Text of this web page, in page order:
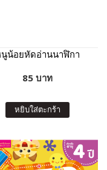
น้อยหัดอ่านนาฬิกา
85 บาท
หยิบใส่ตะกร้า